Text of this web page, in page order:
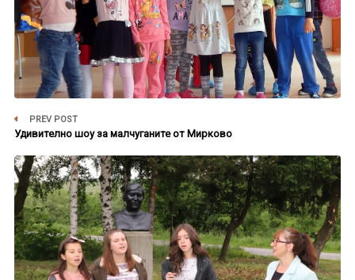
PREV POST
Удивително шоу за малчуганите от Мирково